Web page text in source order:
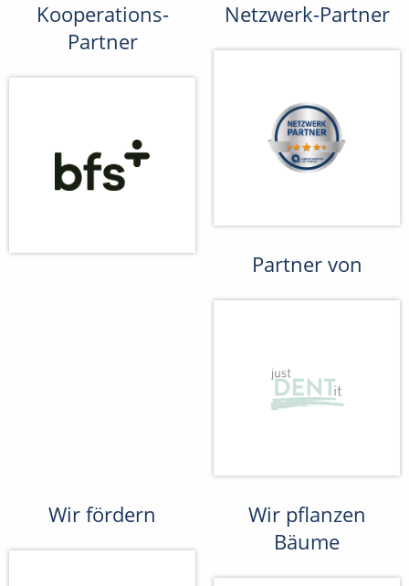
Kooperations-
Partner
Netzwerk-Partner
Partner von
Wir fördern
Wir pflanzen
Bäume